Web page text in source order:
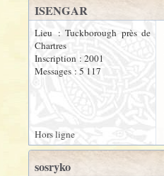
ISENGAR
Lieu : Tuckborough près de
Chartres
Inscription : 2001
Messages : 5 117
Hors ligne
sosryko